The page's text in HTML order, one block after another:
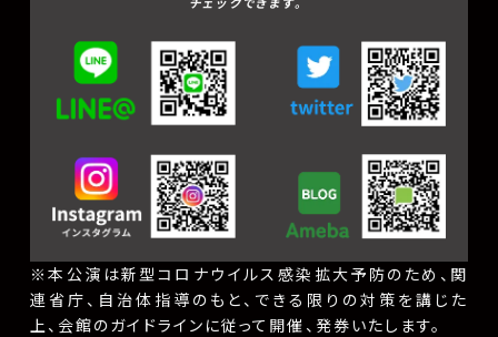
※本公演は新型コロナウイルス感染拡大予防のため、関
連省庁、自治体指導のもと、できる限りの対策を講じた
上、会館のガイドラインに従って開催、発券いたします。